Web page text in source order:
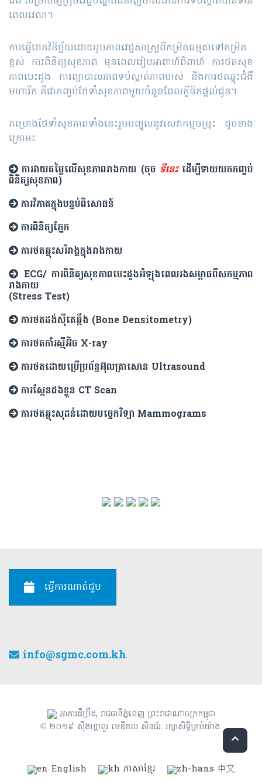
ពេលវេលា។
ការធ្វើរោគវិនិច្ឆ័យដោយរូបភាពវេជ្ជសាស្ត្រពីកម្រិតធម្មតាទៅកម្រិត
ខ្ពស់ ការពិនិត្យសុខភាព មុនពេលរៀបអាពាហ៍ពិពាហ៍ ការថតសុខ
ភាពបេះដូង ការព្យាបាលភាពទប់ស្កាត់ភាពចាស់ និងការថតឆ្លុះជំងឺ
មហារីក គឺជាកញ្ចប់ថែទាំសុខភាពមួយចំនួនដែលគ្លីនិកផ្តល់ជូន។
គម្រោងថែទាំសុខភាពទាំងនេះរួមបញ្ចូលនូវសេវាកម្មចម្រុះ ដូចខាង
ក្រោម៖
ការវាយតម្លៃលើសុខភាពរាងកាយ (ចុច ទីនេះ ដើម្បីទាយយកកញ្ចប់
ពិនិត្យសុខភាព)
ការវិភាគក្នុងបន្ទប់ពិសោធន៍
ការពិនិត្យភ្នែក
ការថតឆ្លុះសរីរាង្គក្នុងរាងកាយ
ECG/ ការពិនិត្យសុខភាពបេះដូងអំឡុងពេលរងសម្ពាធពីសកម្មភាព
រាងកាយ
(Stress Test)
ការថតដង់ស៊ីតេឆ្អឹង (Bone Densitometry)
ការថតកាំរស្មីអ៊ិច X-ray
ការថតដោយប្រើប្រព័ន្ធអ៊ុលត្រាសោន Ultrasound
ការស្កែនដងខ្លួន CT Scan
ការថតឆ្លុះសុដន់ដោយបច្ចេកវិទ្យា Mammograms
ធ្វើការណាត់ជួប
info@sgmc.com.kh
អាគារដឹប្រ៊ីដ, រាជធានីភ្នំពេញ ព្រះរាជាណាចក្រកម្ពុជា
© ២០១៩ ស៊ីងហ្គាពួរ មេឌីខល សិនធ័រ. រក្សាសិទ្ធិគ្រប់យ៉ាង.
English ភាសាខ្មែរ 中文